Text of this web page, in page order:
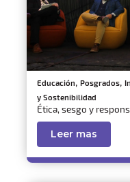
Educación, Posgrados,
y Sostenibilidad
Ética, sesgo y
Leer mas